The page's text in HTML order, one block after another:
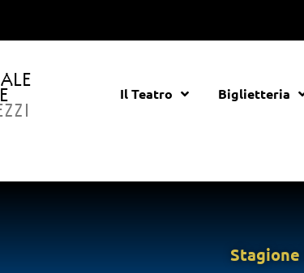
Il Teatro Biglietteria
Stagione